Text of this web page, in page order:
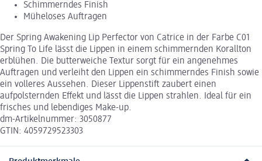
Schimmerndes Finish
Müheloses Auftragen
Der Spring Awakening Lip Perfector von Catrice in der Farbe C01
Spring To Life lässt die Lippen in einem schimmernden Korallton
erblühen. Die butterweiche Textur sorgt für ein angenehmes
Auftragen und verleiht den Lippen ein schimmerndes Finish sowie
ein volleres Aussehen. Dieser Lippenstift zaubert einen
aufpolsternden Effekt und lässt die Lippen strahlen. Ideal für ein
frisches und lebendiges Make-up.
dm-Artikelnummer: 3050877
GTIN: 4059729523303